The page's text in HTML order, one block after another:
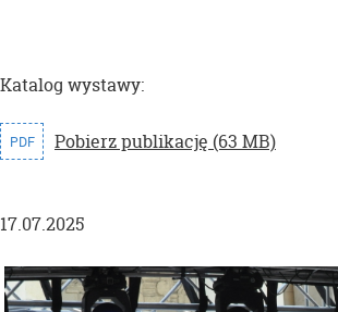
Katalog wystawy:
PDF Pobierz publikację (63 MB)
17.07.2025